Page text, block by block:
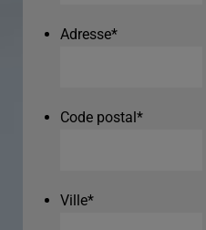
Adresse*
Code postal*
Ville*